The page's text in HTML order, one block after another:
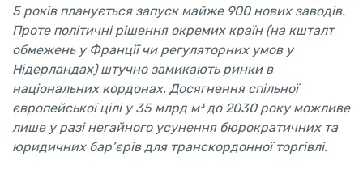
5 років планується запуск майже 900 нових заводів.
Проте політичні рішення окремих країн (на кшталт
обмежень у Франції чи регуляторних умов у
Нідерландах) штучно замикають ринки в
національних кордонах. Досягнення спільної
європейської цілі у 35 млрд м³ до 2030 року можливе
лише у разі негайного усунення бюрократичних та
юридичних бар’єрів для транскордонної торгівлі.